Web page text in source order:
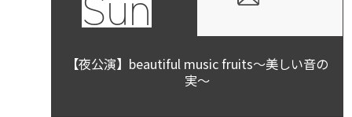
【夜公演】beautiful music fruits～美しい音の
実～